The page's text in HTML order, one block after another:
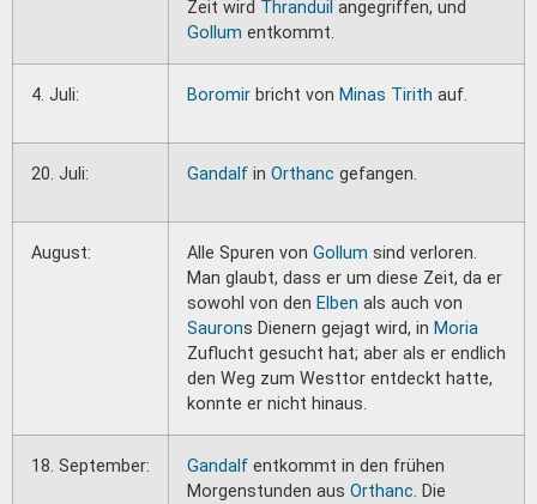
Zeit wird Thranduil angegriffen, und
Gollum entkommt.
4. Juli: Boromir bricht von Minas Tirith auf.
20. Juli: Gandalf in Orthanc gefangen.
August: Alle Spuren von Gollum sind verloren.
Man glaubt, dass er um diese Zeit, da er
sowohl von den Elben als auch von
Saurons Dienern gejagt wird, in Moria
Zuflucht gesucht hat; aber als er endlich
den Weg zum Westtor entdeckt hatte,
konnte er nicht hinaus.
18. September: Gandalf entkommt in den frühen
Morgenstunden aus Orthanc. Die